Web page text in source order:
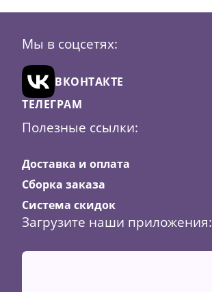
Мы в соцсетях:
ВКОНТАКТЕ
ТЕЛЕГРАМ
Полезные ссылки:
Доставка и оплата
Сборка заказа
Система скидок
Загрузите наши приложения: